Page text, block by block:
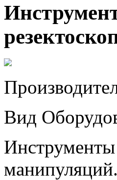
Вид
Инструменты
манипуляций.